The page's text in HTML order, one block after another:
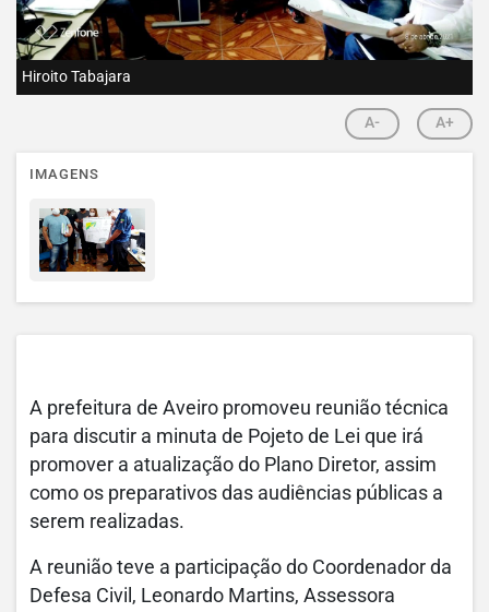
Hiroito Tabajara
A- A+
IMAGENS
A prefeitura de Aveiro promoveu reunião técnica
para discutir a minuta de Pojeto de Lei que irá
promover a atualização do Plano Diretor, assim
como os preparativos das audiências públicas a
serem realizadas.
A reunião teve a participação do Coordenador da
Defesa Civil, Leonardo Martins, Assessora